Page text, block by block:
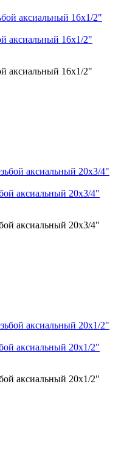
аксиальный 16x1/2"
аксиальный 16x1/2"
аксиальный 20х3/4"
аксиальный 20х3/4"
аксиальный 20х1/2"
аксиальный 20х1/2"